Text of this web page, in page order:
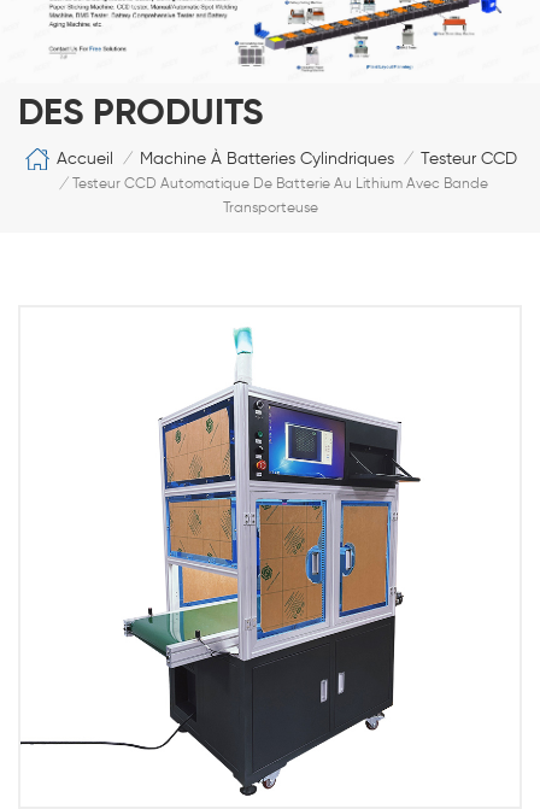
DES PRODUITS
Accueil / Machine À Batteries Cylindriques / Testeur CCD
/
Testeur CCD Automatique De Batterie Au Lithium Avec Bande
Transporteuse